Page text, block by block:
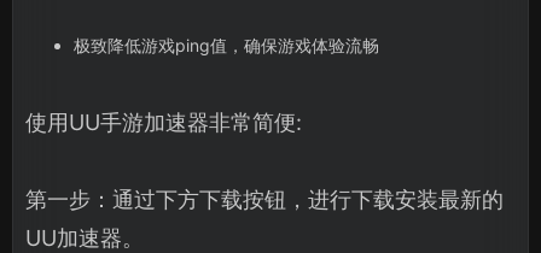
极致降低游戏ping值，确保游戏体验流畅
使用UU手游加速器非常简便:
第一步：通过下方下载按钮，进行下载安装最新的
UU加速器。